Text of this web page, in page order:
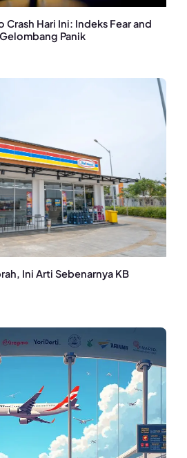
Crash Hari Ini: Indeks Fear and
Panik
Ini Arti Sebenarnya KB